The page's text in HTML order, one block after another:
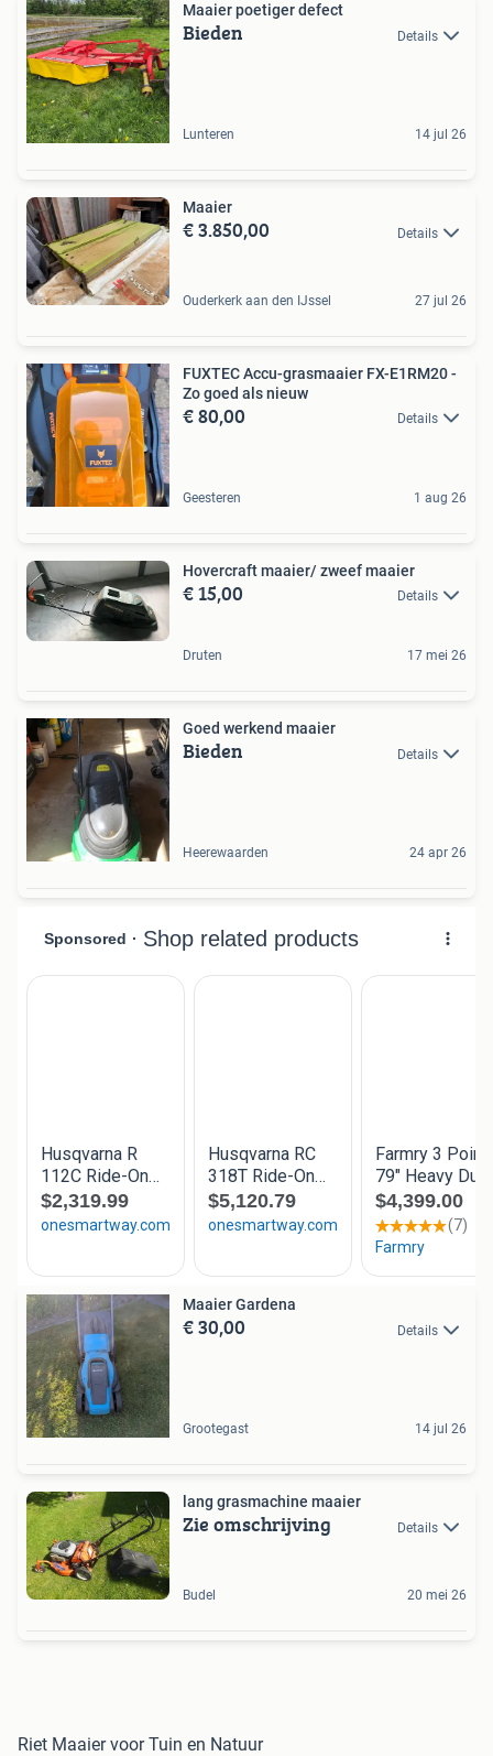
Maaier poetiger defect
Bieden Details
Lunteren 14 jul 26
Maaier
€ 3.850,00 Details
Ouderkerk aan den IJssel 27 jul 26
FUXTEC Accu-grasmaaier FX-E1RM20 -
Zo goed als nieuw
€ 80,00 Details
Geesteren 1 aug 26
Hovercraft maaier/ zweef maaier
€ 15,00 Details
Druten 17 mei 26
Goed werkend maaier
Bieden Details
Heerewaarden 24 apr 26
Maaier Gardena
€ 30,00 Details
Grootegast 14 jul 26
lang grasmachine maaier
Zie omschrijving Details
Budel 20 mei 26
Riet Maaier voor Tuin en Natuur